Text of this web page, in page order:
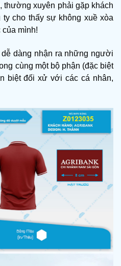
thường xuyên phải gặp khách
ty cho thấy sự không xuề xòa
của mình!
dàng nhận ra những người
cùng một bộ phận (đặc biệt
biệt đối xử với các cá nhân,